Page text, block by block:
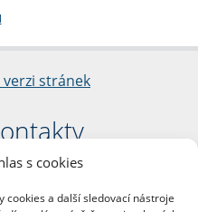
s cookies
cookies a další sledovací nástroje
stránek
fakulta
1/2